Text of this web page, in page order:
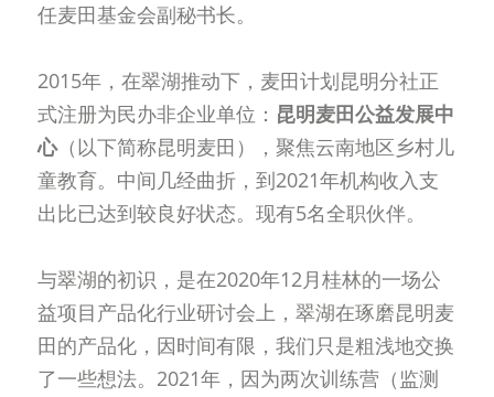
任麦田基金会副秘书长。
2015年，在翠湖推动下，麦田计划昆明分社正
式注册为民办非企业单位： 昆明麦田公益发展中
心（以下简称昆明麦田），聚焦云南地区乡村儿
童教育。中间几经曲折，到2021年机构收入支
出比已达到较良好状态。现有5名全职伙伴。
与翠湖的初识，是在2020年12月桂林的一场公
益项目产品化行业研讨会上，翠湖在琢磨昆明麦
田的产品化，因时间有限，我们只是粗浅地交换
了一些想法。2021年，因为两次训练营（监测